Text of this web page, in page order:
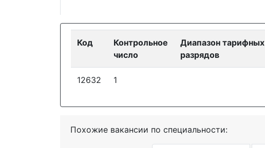
Код
Контрольное
число
Диапазон тарифных
разрядов
12632 1
Похожие вакансии по специальности: